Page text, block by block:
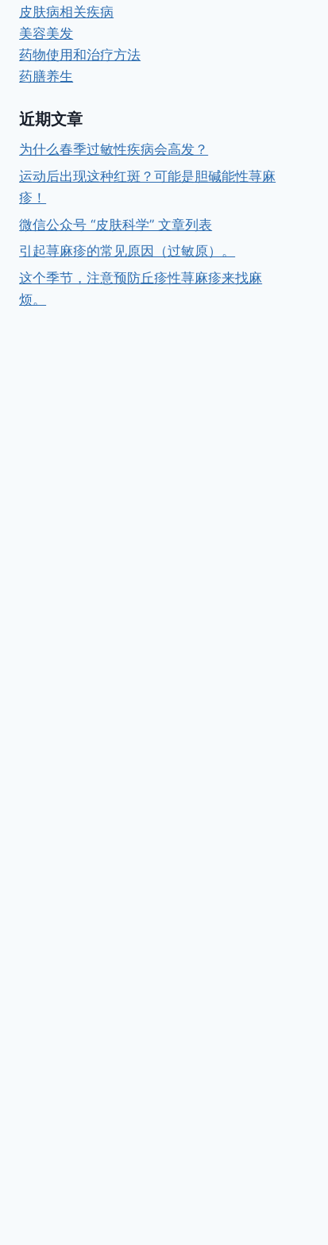
皮肤病相关疾病
美容美发
药物使用和治疗方法
药膳养生
近期文章
为什么春季过敏性疾病会高发？
运动后出现这种红斑？可能是胆碱能性荨麻
疹！
微信公众号 “皮肤科学” 文章列表
引起荨麻疹的常见原因（过敏原）。
这个季节，注意预防丘疹性荨麻疹来找麻
烦。